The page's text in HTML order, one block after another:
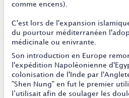
comme encens).
C'est lors de l'expansion
du pourtour méditerranéen
médicinale ou enivrante.
Son introduction en Europe
l'expédition Napoléonienne
colonisation de l'Inde par
"Shen Nung" en fut le premier
l’utilisait afin de soulager les